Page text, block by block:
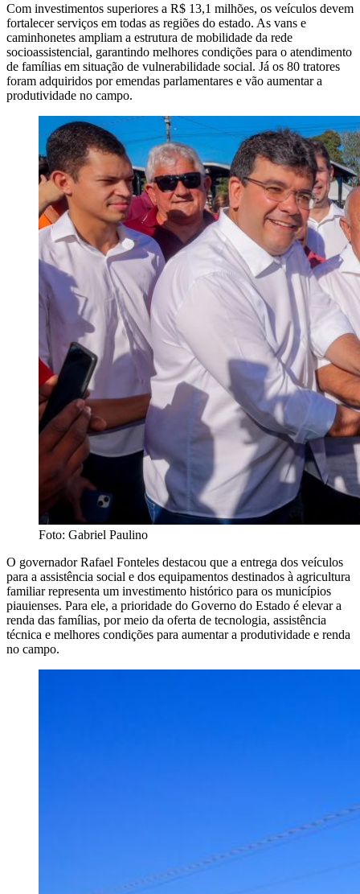
Com investimentos superiores a R$ 13,1 milhões, os veículos devem
fortalecer serviços em todas as regiões do estado. As vans e
caminhonetes ampliam a estrutura de mobilidade da rede
socioassistencial, garantindo melhores condições para o atendimento
de famílias em situação de vulnerabilidade social. Já os 80 tratores
foram adquiridos por emendas parlamentares e vão aumentar a
produtividade no campo.
Foto: Gabriel Paulino
O governador Rafael Fonteles destacou que a entrega dos veículos
para a assistência social e dos equipamentos destinados à agricultura
familiar representa um investimento histórico para os municípios
piauienses. Para ele, a prioridade do Governo do Estado é elevar a
renda das famílias, por meio da oferta de tecnologia, assistência
técnica e melhores condições para aumentar a produtividade e renda
no campo.